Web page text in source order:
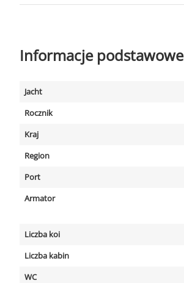
Informacje podstawowe
Jacht
Rocznik
Kraj
Region
Port
Armator
Liczba koi
Liczba kabin
WC